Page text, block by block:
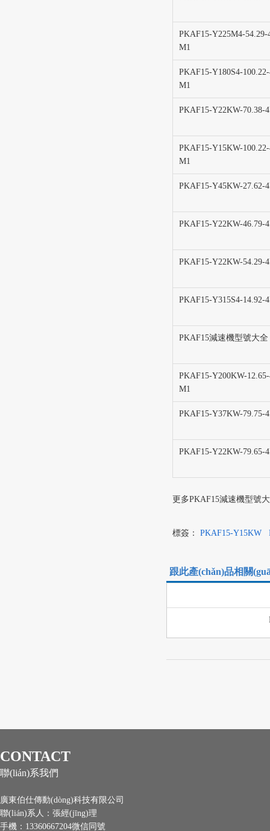
PKAF15-Y225M4-54.29-
M1
PKAF15-Y180S4-
M1
PKAF15-Y22KW-70.38-
PKAF15-Y15KW-
M1
PKAF15-Y45KW-27.62-
PKAF15-Y22KW-46.79-
PKAF15-Y22KW-54.29-
PKAF15-Y315S4-14.92-
PKAF15減速機型號大全
PKAF15-Y200KW-
M1
PKAF15-Y37KW-79.75-
PKAF15-Y22KW-79.65-
更多PKAF15減速機型號大
標簽： PKAF15-Y15KW
跟此產(chǎn)品相關
CONTACT
聯(lián)系我們
廣東伯仕傳動(dòng)科技有限公司
聯(lián)系人：張經(jīng)理
手機：13360667204微信同號